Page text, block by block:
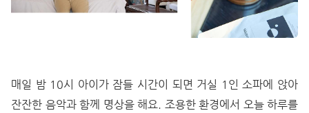
매일 밤 10시 아이가 잠들 시간이 되면 거실 1인 소파에 앉아
잔잔한 음악과 함께 명상을 해요. 조용한 환경에서 오늘 하루를